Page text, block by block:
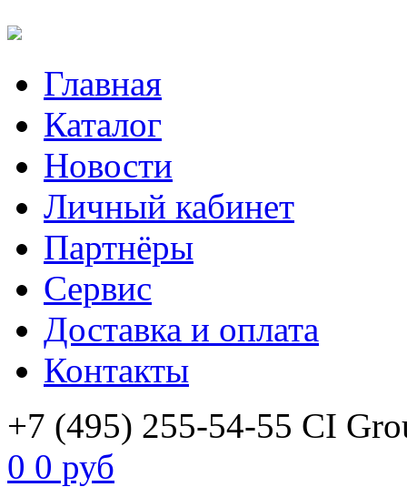
Главная
Каталог
Новости
Личный кабинет
Партнёры
Сервис
Доставка и оплата
Контакты
+7 (495) 255-54-55 CI
0 0 руб